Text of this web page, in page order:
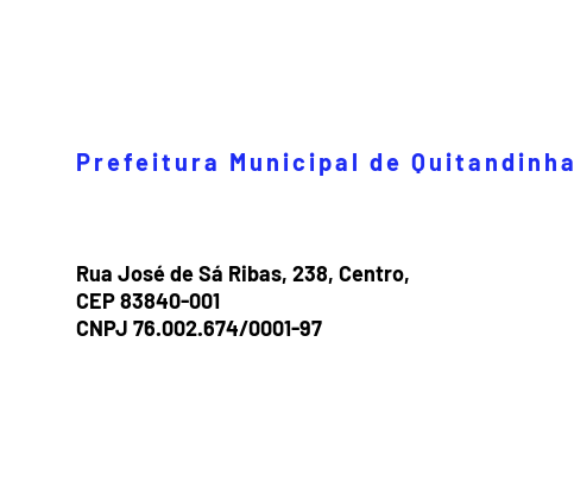
Prefeitura Municipal de Quitandinha
Rua José de Sá Ribas, 238, Centro,
CEP 83840-001
CNPJ 76.002.674/0001-97